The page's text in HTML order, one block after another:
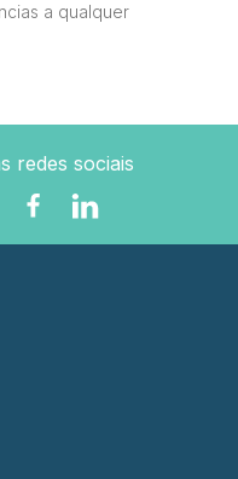
a qualquer
redes sociais